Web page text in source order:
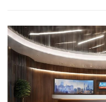
СВОЙСТВА МЕТАЛЛОВ
СТАТЬИ